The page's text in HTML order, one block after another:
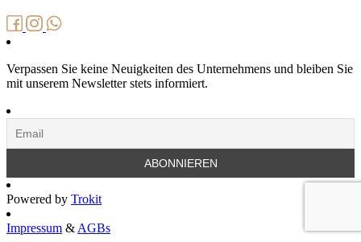
Verpassen Sie keine Neuigkeiten des Unternehmens und bleiben Sie
mit unserem Newsletter stets informiert.
Powered by Trokit
Impressum & AGBs